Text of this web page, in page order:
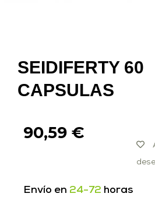
SEIDIFERTY 60
CAPSULAS
90,59 €
Envío en 24-72 horas